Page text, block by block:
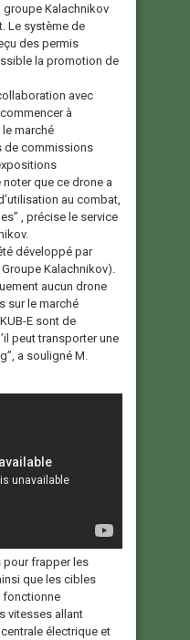
groupe Kalachnikov
Le système de
des permis
la promotion de
avec
à
marché
de commissions
que ce drone a
au combat,
, précise le service
développé par
Kalachnikov).
aucun drone
sur le marché
E sont de
peut transporter une
a souligné M.
pour frapper les
que les cibles
fonctionne
vitesses allant
électrique et